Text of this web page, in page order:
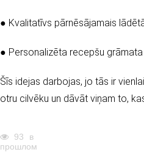
● Kvalitatīvs pārnēsājamais
● Personalizēta recepšu
Šīs idejas darbojas, jo tās ir
otru cilvēku un dāvāt viņam to,
93
в
прошлом